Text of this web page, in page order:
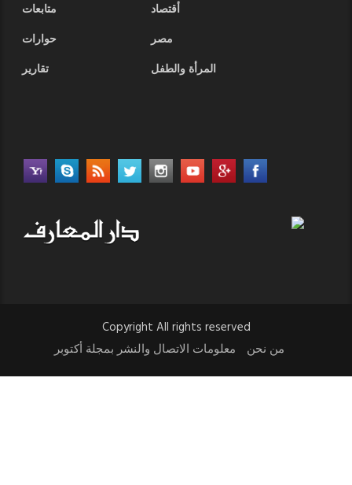
أقتصاد
متابعات
مصر
حوارات
المرأة والطفل
تقارير
Copyright All rights reserved
من نحن
معلومات الاتصال والنشر بمجلة أكتوبر